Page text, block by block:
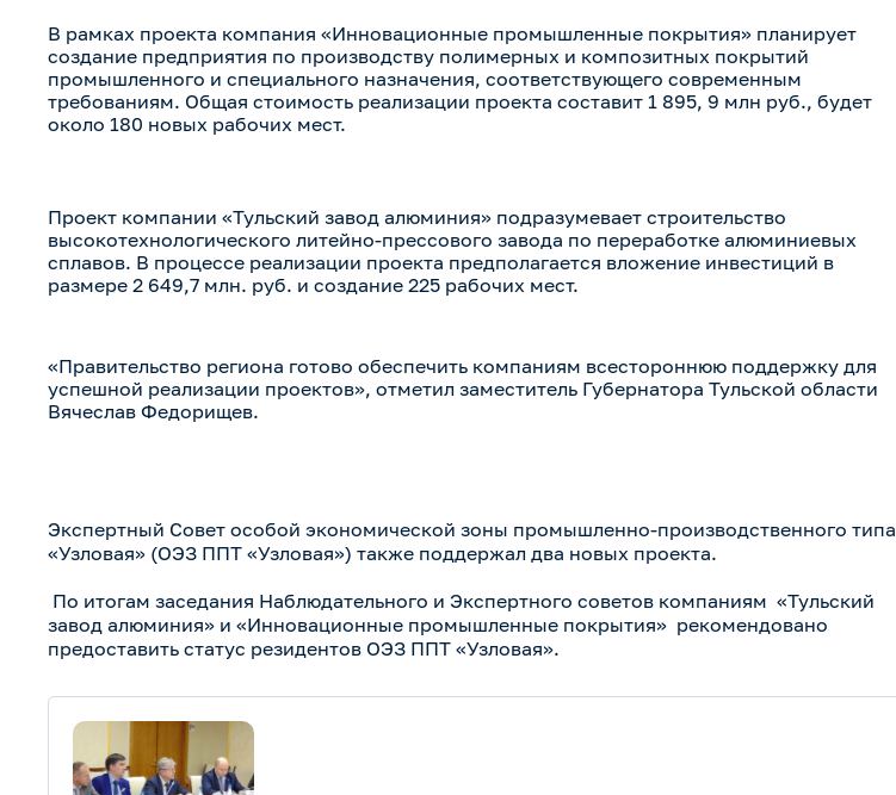
В рамках проекта компания «Инновационные промышленные покрытия» планирует
создание предприятия по производству полимерных и композитных покрытий
промышленного и специального назначения, соответствующего современным
требованиям. Общая стоимость реализации проекта составит 1 895, 9 млн руб., будет
около 180 новых рабочих мест.
Проект компании «Тульский завод алюминия» подразумевает строительство
высокотехнологического литейно-прессового завода по переработке алюминиевых
сплавов. В процессе реализации проекта предполагается вложение инвестиций в
размере 2 649,7 млн. руб. и создание 225 рабочих мест.
«Правительство региона готово обеспечить компаниям всестороннюю поддержку для
успешной реализации проектов», отметил заместитель Губернатора Тульской области
Вячеслав Федорищев.
Экспертный Совет особой экономической зоны промышленно-производственного типа
«Узловая» (ОЭЗ ППТ «Узловая») также поддержал два новых проекта.
По итогам заседания Наблюдательного и Экспертного советов компаниям «Тульский
завод алюминия» и «Инновационные промышленные покрытия» рекомендовано
предоставить статус резидентов ОЭЗ ППТ «Узловая».